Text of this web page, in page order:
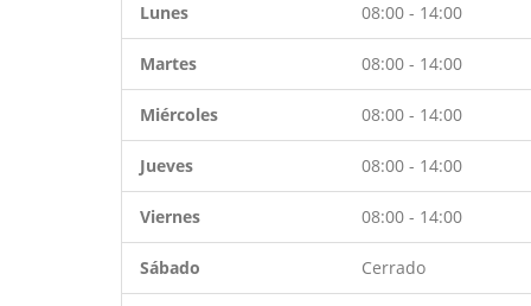
Lunes 08:00 - 14:00
Martes 08:00 - 14:00
Miércoles 08:00 - 14:00
Jueves 08:00 - 14:00
Viernes 08:00 - 14:00
Sábado Cerrado